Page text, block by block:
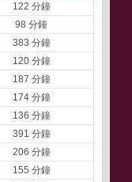
122 分鐘
98 分鐘
383 分鐘
120 分鐘
187 分鐘
174 分鐘
136 分鐘
391 分鐘
206 分鐘
155 分鐘